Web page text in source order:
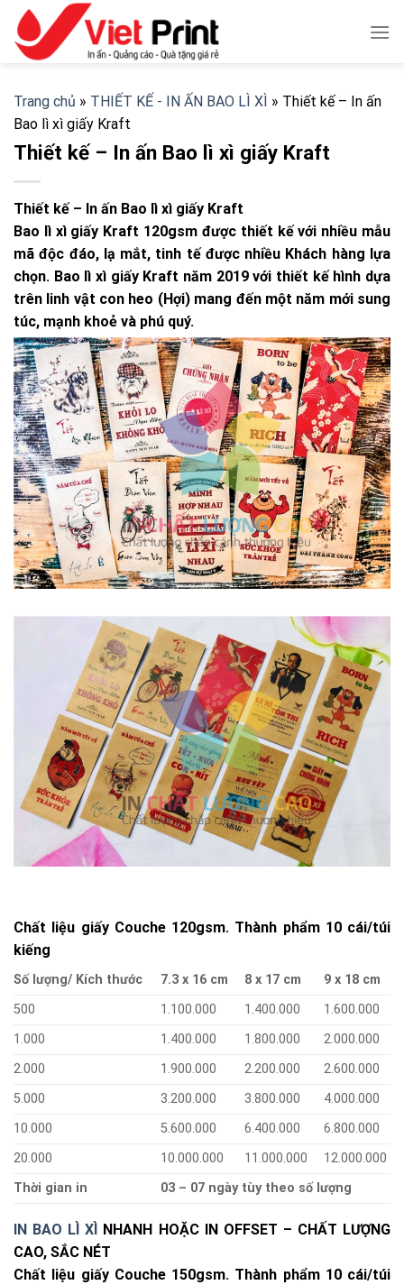
Skip
content
Trang chủ » THIẾT KẾ - IN ẤN BAO LÌ XÌ » Thiết kế – In ấn
Bao lì xì giấy Kraft
Thiết kế – In ấn Bao lì xì giấy Kraft
Thiết kế – In ấn Bao lì xì giấy Kraft
Bao lì xì giấy Kraft 120gsm được thiết kế với nhiều mẫu
mã độc đáo, lạ mắt, tinh tế được nhiều Khách hàng lựa
chọn. Bao lì xì giấy Kraft năm 2019 với thiết kế hình dựa
trên linh vật con heo (Hợi) mang đến một năm mới sung
túc, mạnh khoẻ và phú quý.
Chất liệu giấy Couche 120gsm. Thành phẩm 10 cái/túi
kiếng
Số lượng/ Kích thước 7.3 x 16 cm 8 x 17 cm
9 x 18 cm
500
1.100.000 1.400.000
1.600.000
1.000
1.400.000 1.800.000
2.000.000
2.000
1.900.000 2.200.000
2.600.000
5.000
3.200.000 3.800.000
4.000.000
10.000
5.600.000 6.400.000
6.800.000
20.000
10.000.000 11.000.000
12.000.000
Thời gian in
03 – 07 ngày tùy theo số lượng
IN BAO LÌ XÌ
NHANH HOẶC IN OFFSET – CHẤT LƯỢNG
CAO, SẮC NÉT
Chất liệu giấy Couche 150gsm. Thành phẩm 10 cái/túi